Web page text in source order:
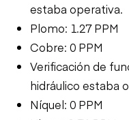
estaba operativa.
Plomo: 1.27 PPM
Cobre: 0 PPM
Verificación de
hidráulico estaba
Níquel: 0 PPM